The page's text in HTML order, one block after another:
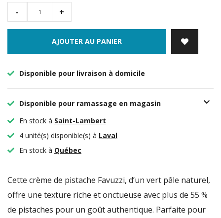
- +
AJOUTER AU PANIER
Disponible pour livraison à domicile
Disponible pour ramassage en magasin
En stock à Saint-Lambert
4 unité(s) disponible(s) à Laval
En stock à Québec
Cette crème de pistache Favuzzi, d’un vert pâle naturel,
offre une texture riche et onctueuse avec plus de 55 %
de pistaches pour un goût authentique. Parfaite pour